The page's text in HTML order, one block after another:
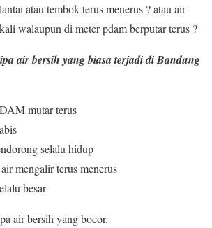
atau tembok terus menerus ? atau air
walaupun di meter pdam berputar terus ?
air bersih yang biasa terjadi di Bandung
mutar terus
selalu hidup
mengalir terus menerus
besar
air bersih yang bocor.